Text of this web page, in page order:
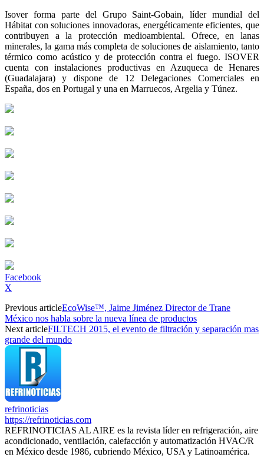
Isover forma parte del Grupo Saint-Gobain, líder mundial del
Hábitat con soluciones innovadoras, energéticamente eficientes, que
contribuyen a la protección medioambiental. Ofrece, en lanas
minerales, la gama más completa de soluciones de aislamiento, tanto
térmico como acústico y de protección contra el fuego. ISOVER
cuenta con instalaciones productivas en Azuqueca de Henares
(Guadalajara) y dispone de 12 Delegaciones Comerciales en
España, dos en Portugal y una en Marruecos, Argelia y Túnez.
Facebook
X
Previous articleEcoWise™, Jaime Jiménez Director de Trane
México nos habla sobre la nueva línea de productos
Next articleFILTECH 2015, el evento de filtración y separación mas
grande del mundo
refrinoticias
https://refrinoticias.com
REFRINOTICIAS AL AIRE es la revista líder en refrigeración, aire
acondicionado, ventilación, calefacción y automatización HVAC/R
en México desde 1986, cubriendo México, USA y Latinoamérica.